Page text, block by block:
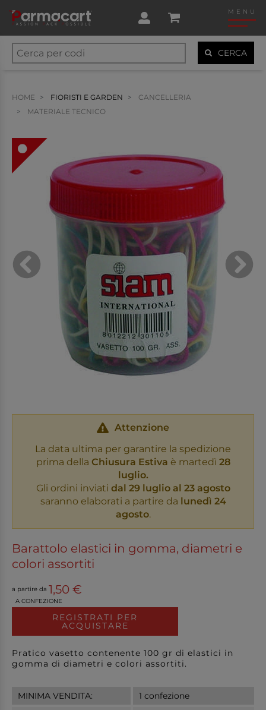
MENU
CERCA
HOME FIORISTI E GARDEN
CANCELLERIA
MATERIALE TECNICO
Attenzione
La data ultima per garantire la spedizione
prima della Chiusura Estiva è martedì 28
luglio.
Gli ordini inviati dal 29 luglio al 23 agosto
saranno elaborati a partire da lunedì 24
agosto.
Barattolo elastici in gomma, diametri e
colori assortiti
a partire da 1,50 €
A CONFEZIONE
REGISTRATI PER
ACQUISTARE
Pratico vasetto contenente 100 gr di elastici in
gomma di diametri e colori assortiti.
MINIMA VENDITA:
1 confezione